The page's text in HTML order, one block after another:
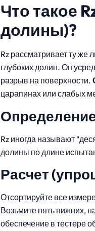
Что такое
долины)?
Rz рассматривает ту же
глубоких долин. Он
разрыв на поверхности.
царапинах или слабых
Rz иногда называют
долины по длине
Расчет
Отсортируйте все
Возьмите пять нижних,
обеспечение в тестере